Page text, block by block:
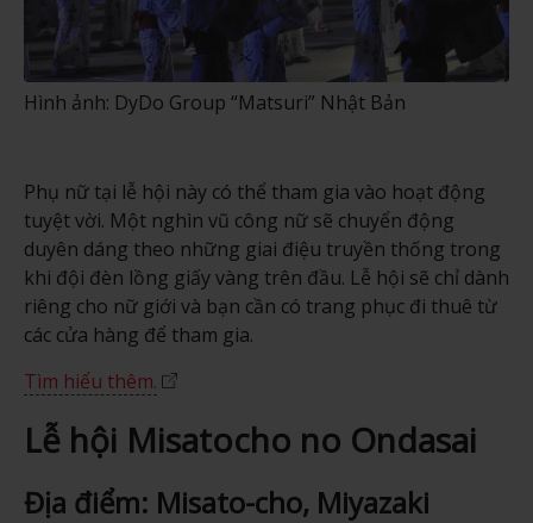
Hình ảnh: DyDo Group “Matsuri” Nhật Bản
Phụ nữ tại lễ hội này có thể tham gia vào hoạt động
tuyệt vời. Một nghìn vũ công nữ sẽ chuyển động
duyên dáng theo những giai điệu truyền thống trong
khi đội đèn lồng giấy vàng trên đầu. Lễ hội sẽ chỉ dành
riêng cho nữ giới và bạn cần có trang phục đi thuê từ
các cửa hàng để tham gia.
Tìm hiểu thêm.
Lễ hội Misatocho no Ondasai
Địa điểm: Misato-cho, Miyazaki